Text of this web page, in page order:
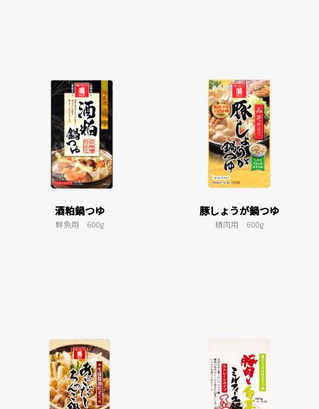
酒粕鍋つゆ
鮮魚用 600g
豚しょうが鍋つゆ
精肉用 600g